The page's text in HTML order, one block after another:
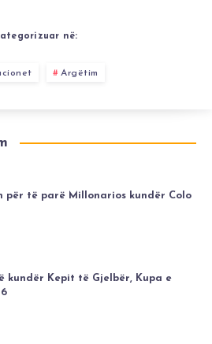
në:
Argëtim
për të parë Millonarios kundër Colo
kundër Kepit të Gjelbër, Kupa e